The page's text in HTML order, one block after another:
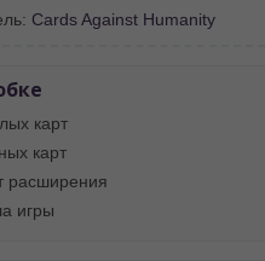
Cards Against Humanity
карт
карт
расширения
игры